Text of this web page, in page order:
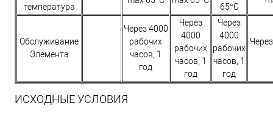
температура 65°C
Обслуживание
Элемента
Через 4000
рабочих
часов, 1
год
Через
4000
рабочих
часов, 1
год
Через
4000
рабочих
часов, 1
год
ИСХОДНЫЕ УСЛОВИЯ